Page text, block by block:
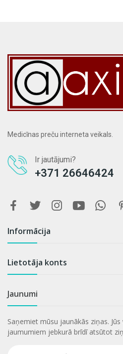
Medicīnas preču interneta veikals.
Ir jautājumi?
+371 26646424
Informācija
Lietotāja konts
Jaunumi
Saņemiet mūsu jaunākās ziņas.
jaumumiem jebkurā brīdī atsūtot